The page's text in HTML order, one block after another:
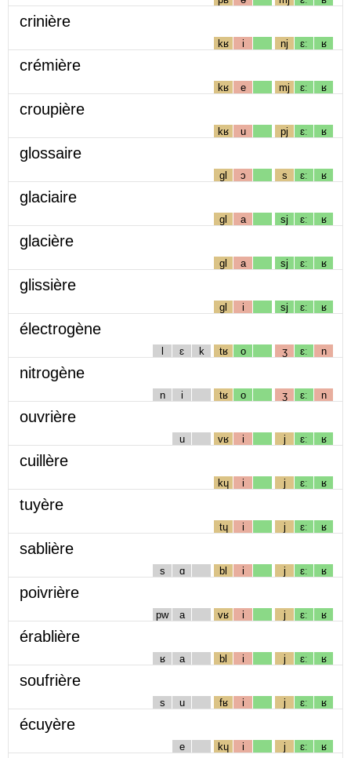
crinière
kʁ i nj ɛː ʁ
crémière
kʁ e mj ɛː ʁ
croupière
kʁ u pj ɛː ʁ
glossaire
gl ɔ s ɛː ʁ
glaciaire
gl a sj ɛː ʁ
glacière
gl a sj ɛː ʁ
glissière
gl i sj ɛː ʁ
électrogène
l ɛ k tʁ o ʒ ɛː n
nitrogène
n i tʁ o ʒ ɛː n
ouvrière
u vʁ i j ɛː ʁ
cuillère
kɥ i j ɛː ʁ
tuyère
tɥ i j ɛː ʁ
sablière
s ɑ bl i j ɛː ʁ
poivrière
pw a vʁ i j ɛː ʁ
érablière
ʁ a bl i j ɛː ʁ
soufrière
s u fʁ i j ɛː ʁ
écuyère
e kɥ i j ɛː ʁ